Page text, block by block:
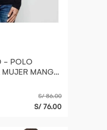
- POLO
MANGA
S/ 86.00
S/ 76.00